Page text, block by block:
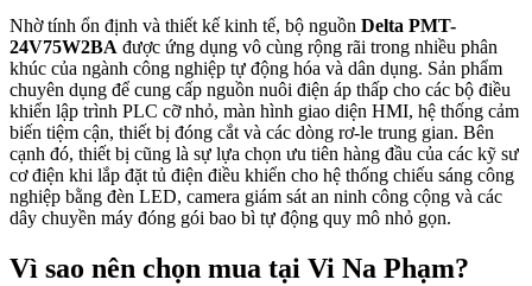
Nhờ tính ổn định và thiết kế kinh tế, bộ nguồn Delta PMT-
24V75W2BA được ứng dụng vô cùng rộng rãi trong nhiều phân
khúc của ngành công nghiệp tự động hóa và dân dụng. Sản phẩm
chuyên dụng để cung cấp nguồn nuôi điện áp thấp cho các bộ điều
khiển lập trình PLC cỡ nhỏ, màn hình giao diện HMI, hệ thống cảm
biến tiệm cận, thiết bị đóng cắt và các dòng rơ-le trung gian. Bên
cạnh đó, thiết bị cũng là sự lựa chọn ưu tiên hàng đầu của các kỹ sư
cơ điện khi lắp đặt tủ điện điều khiển cho hệ thống chiếu sáng công
nghiệp bằng đèn LED, camera giám sát an ninh công cộng và các
dây chuyền máy đóng gói bao bì tự động quy mô nhỏ gọn.
Vì sao nên chọn mua tại Vi Na Phạm?